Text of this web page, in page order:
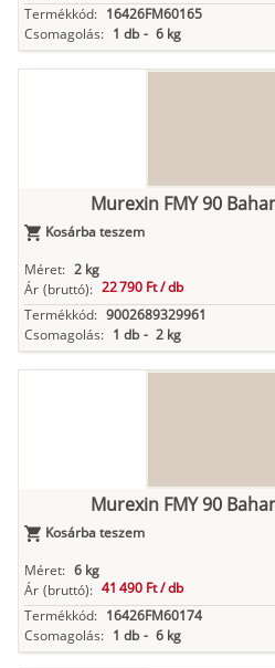
Termékkód: 16426FM60165
Csomagolás: 1 db - 6 kg
Murexin FMY 90
Kosárba teszem
Méret: 2 kg
Ár (bruttó): 22 790 Ft /db
Termékkód: 9002689329961
Csomagolás: 1 db - 2 kg
Murexin FMY 90
Kosárba teszem
Méret: 6 kg
Ár (bruttó): 41 490 Ft /db
Termékkód: 16426FM60174
Csomagolás: 1 db - 6 kg